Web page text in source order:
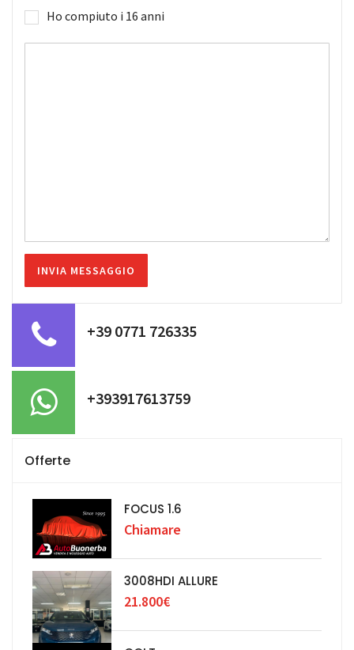
Ho compiuto i 16 anni
+39 0771 726335
+393917613759
Offerte
FOCUS 1.6
Chiamare
3008HDI ALLURE
21.800€